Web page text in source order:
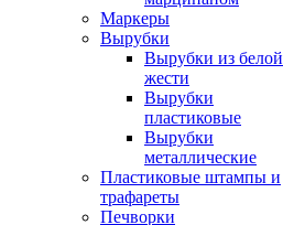
Маркеры
Вырубки
Вырубки из белой
жести
Вырубки
пластиковые
Вырубки
металлические
Пластиковые штампы и
трафареты
Печворки